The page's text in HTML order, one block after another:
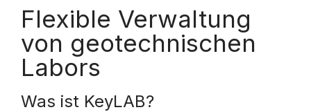
Flexible Verwaltung
von geotechnischen
Labors
Was ist KeyLAB?